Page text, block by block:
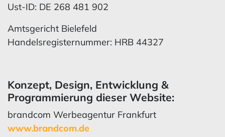
Ust-ID: DE 268 481 902
Amtsgericht Bielefeld
Handelsregisternummer: HRB 44327
Konzept, Design, Entwicklung &
Programmierung dieser Website:
brandcom Werbeagentur Frankfurt
www.brandcom.de